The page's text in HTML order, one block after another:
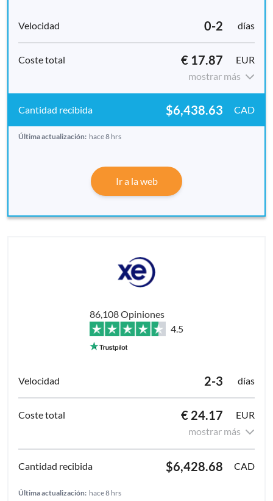
0-2 días
€ 17.87
EUR
mostrar más
$6,438.63 CAD
Última actualización: hace 8 hrs
Ir a la web
86,108 Opiniones
4.5
2-3 días
€ 24.17
EUR
mostrar más
$6,428.68 CAD
Última actualización: hace 8 hrs